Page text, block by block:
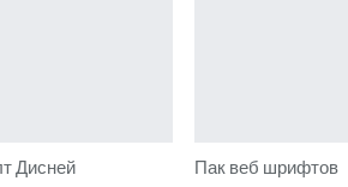
Дисней Пак веб шрифтов